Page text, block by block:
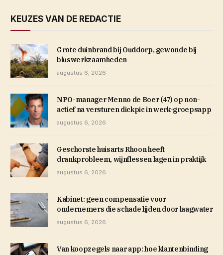
KEUZES VAN DE REDACTIE
Grote duinbrand bij Ouddorp, gewonde bij
bluswerkzaamheden
augustus 6, 2026
NPO-manager Menno de Boer (47) op non-
actief na versturen dickpic in werk-groepsapp
augustus 6, 2026
Geschorste huisarts Rhoon heeft
drankprobleem, wijnflessen lagen in praktijk
augustus 6, 2026
Kabinet: geen compensatie voor
ondernemers die schade lijden door laagwater
augustus 6, 2026
Van koopzegels naar app: hoe klantenbinding